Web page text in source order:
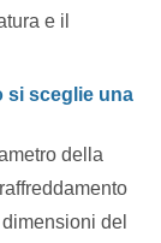
e il
si sceglie una
della
del